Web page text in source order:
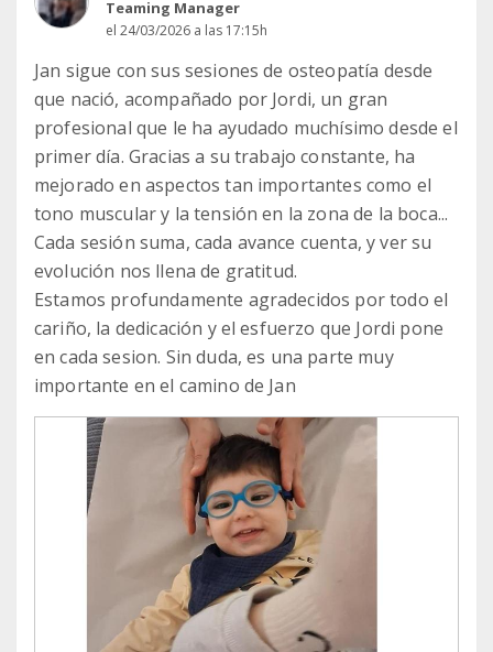
Teaming Manager
el 24/03/2026 a las 17:15h
Jan sigue con sus sesiones de osteopatía desde
que nació, acompañado por Jordi, un gran
profesional que le ha ayudado muchísimo desde el
primer día. Gracias a su trabajo constante, ha
mejorado en aspectos tan importantes como el
tono muscular y la tensión en la zona de la boca...
Cada sesión suma, cada avance cuenta, y ver su
evolución nos llena de gratitud.
Estamos profundamente agradecidos por todo el
cariño, la dedicación y el esfuerzo que Jordi pone
en cada sesion. Sin duda, es una parte muy
importante en el camino de Jan